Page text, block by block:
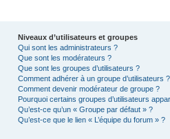
Niveaux d’utilisateurs et groupes
Qui sont les administrateurs ?
Que sont les modérateurs ?
Que sont les groupes d’utilisateurs ?
Comment adhérer à un groupe d’utilisateurs ?
Comment devenir modérateur de groupe ?
Pourquoi certains groupes d’utilisateurs
Qu’est-ce qu’un « Groupe par défaut » ?
Qu’est-ce que le lien « L’équipe du forum » ?